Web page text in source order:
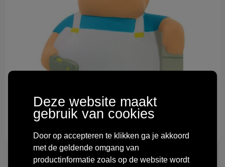
Technologie & gadgets
Themageschenken
Overig
Deze website maakt
gebruik van cookies
Door op accepteren te klikken ga je akkoord
met de geldende omgang van
productinformatie zoals op de website wordt